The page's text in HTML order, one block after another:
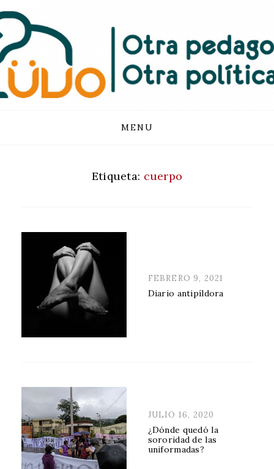
FUNDACIÓN
LUVO
MENU
Etiqueta: cuerpo
POSTED
ON
FEBRERO 9, 2021
Diario antipíldora
POSTED
ON
JULIO 16, 2020
¿Dónde quedó la
sororidad de las
uniformadas?